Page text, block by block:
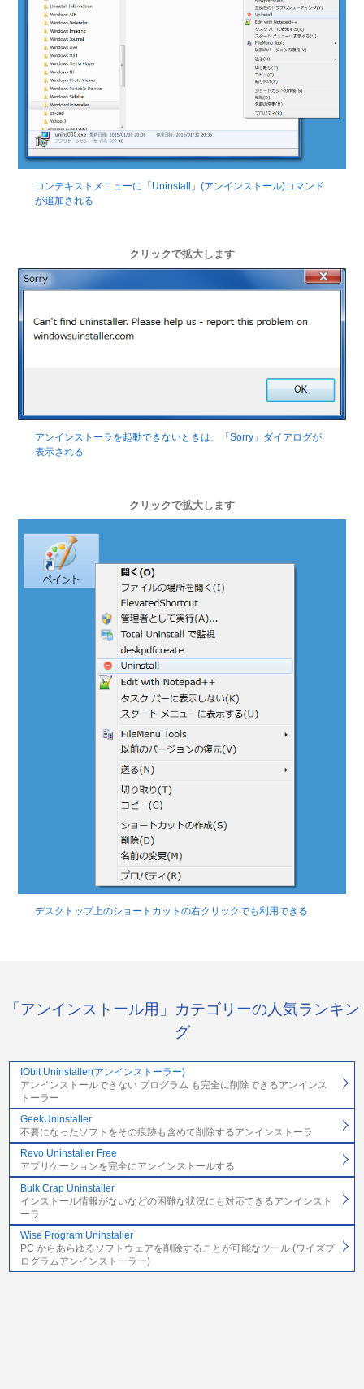
コンテキストメニューに「Uninstall」(アンインストール)コマンド
が追加される
クリックで拡大します
アンインストーラを起動できないときは、「Sorry」ダイアログが
表示される
クリックで拡大します
デスクトップ上のショートカットの右クリックでも利用できる
「アンインストール用」カテゴリーの人気ランキン
グ
IObit Uninstaller(アンインストーラー)
アンインストールできない プログラム も完全に削除できるアンインス
トーラー
GeekUninstaller
不要になったソフトをその痕跡も含めて削除するアンインストーラ
Revo Uninstaller Free
アプリケーションを完全にアンインストールする
Bulk Crap Uninstaller
インストール情報がないなどの困難な状況にも対応できるアンインスト
ーラ
Wise Program Uninstaller
PC からあらゆるソフトウェアを削除することが可能なツール (ワイズプ
ログラムアンインストーラー)